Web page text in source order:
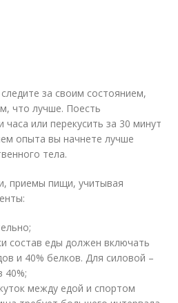
за своим состоянием,
что лучше. Поесть
часа или перекусить за 30 минут
опыта вы начнете лучше
тела.
приемы пищи, учитывая
состав еды должен включать
и 40% белков. Для силовой –
40%;
между едой и спортом